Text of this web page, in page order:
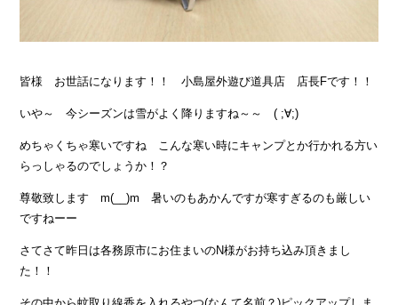
皆様 お世話になります！！ 小島屋外遊び道具店 店長Fです！！
いや～ 今シーズンは雪がよく降りますね～～ ( ;∀;)
めちゃくちゃ寒いですね こんな寒い時にキャンプとか行かれる方い
らっしゃるのでしょうか！？
尊敬致します m(__)m 暑いのもあかんですが寒すぎるのも厳しい
ですねーー
さてさて昨日は各務原市にお住まいのN様がお持ち込み頂きまし
た！！